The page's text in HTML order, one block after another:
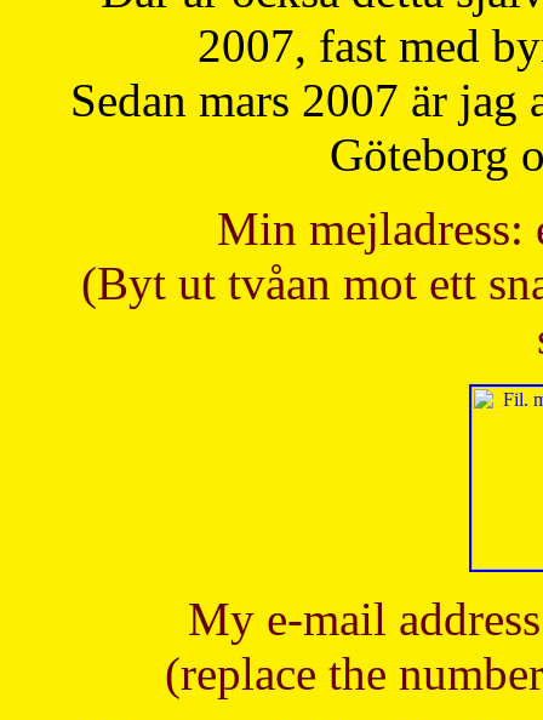
2007, fast med
Sedan mars 2007 är
Göteborg
Min mejladress:
(Byt ut tvåan mot ett
My e-mail
(replace the